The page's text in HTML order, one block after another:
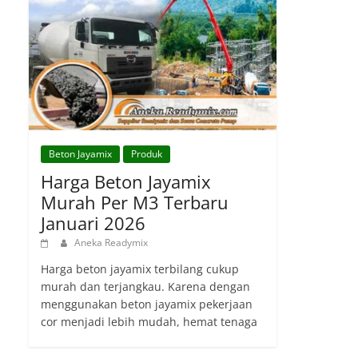
Beton Jayamix Produk
Harga Beton Jayamix
Murah Per M3 Terbaru
Januari 2026
Aneka Readymix
Harga beton jayamix terbilang cukup
murah dan terjangkau. Karena dengan
menggunakan beton jayamix pekerjaan
cor menjadi lebih mudah, hemat tenaga